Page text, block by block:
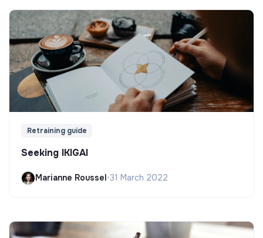
Retraining guide
Seeking IKIGAI
Marianne Roussel •31 March 2022